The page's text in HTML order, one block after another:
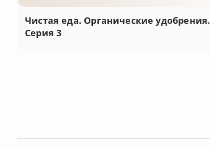
Чистая еда. Органические удобрения.
Серия 3